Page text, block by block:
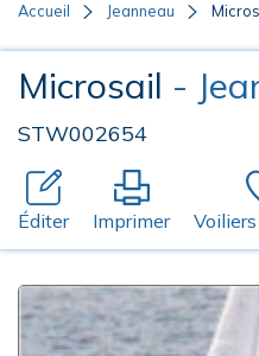
Accueil Jeanneau
Microsail -
STW002654
Éditer Imprimer